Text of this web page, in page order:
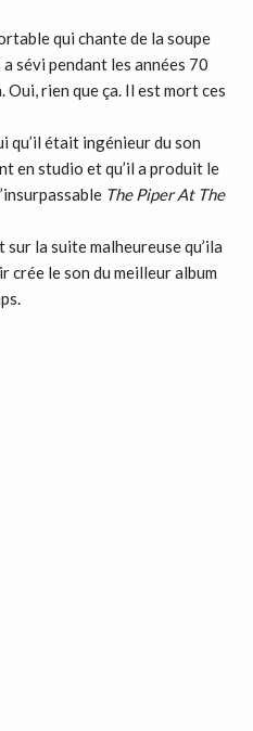
qui chante de la soupe
sévi pendant les années 70
Oui, rien que ça. Il est mort ces
qu’il était ingénieur du son
en studio et qu’il a produit le
The Piper At The
sur la suite malheureuse qu’ila
crée le son du meilleur album